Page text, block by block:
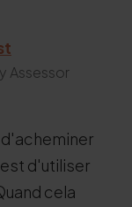
Assessor
d'utiliser
cela